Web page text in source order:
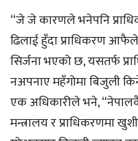
“जे जे कारणले भनेपनि
ढिलाई हुँदा प्राधिकरण
सिर्जना भएको छ, यसतर्फ
नअपनाए महँगोमा बिजुली
एक अधिकारीले भने,
मन्त्रालय र प्राधिकरणमा